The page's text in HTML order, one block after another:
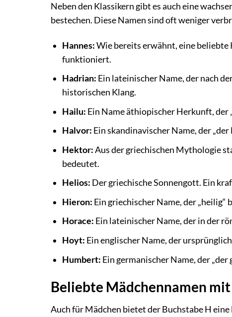
Neben den Klassikern gibt es auch eine
bestechen. Diese Namen sind oft weniger
Hannes:Wie bereits erwähnt, eine beliebte
funktioniert.
Hadrian: Ein lateinischer Name, der nach
historischen Klang.
Hailu: Ein Name äthiopischer Herkunft, der
Halvor: Ein skandinavischer Name, der
Hektor:Aus der griechischen Mythologie
bedeutet.
Helios: Der griechische Sonnengott. Ein
Hieron: Ein griechischer Name, der „heilig“
Horace: Ein lateinischer Name, der in der
Hoyt: Ein englischer Name, der
Humbert: Ein germanischer Name, der
Beliebte Mädchennamen
Auch für Mädchen bietet der Buchstabe H